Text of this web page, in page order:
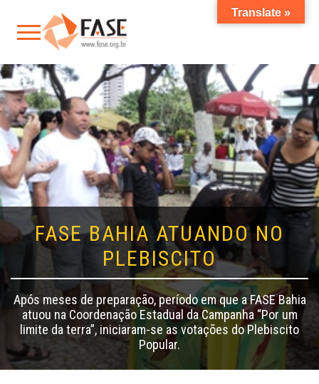
FASE BAHIA ATUANDO NO
PLEBISCITO
Após meses de preparação, período em que a FASE Bahia
atuou na Coordenação Estadual da Campanha “Por um
limite da terra”, iniciaram-se as votações do Plebiscito
Popular.
Translate »